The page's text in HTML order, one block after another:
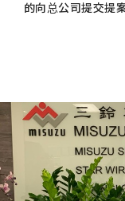
的向总公司提交提案